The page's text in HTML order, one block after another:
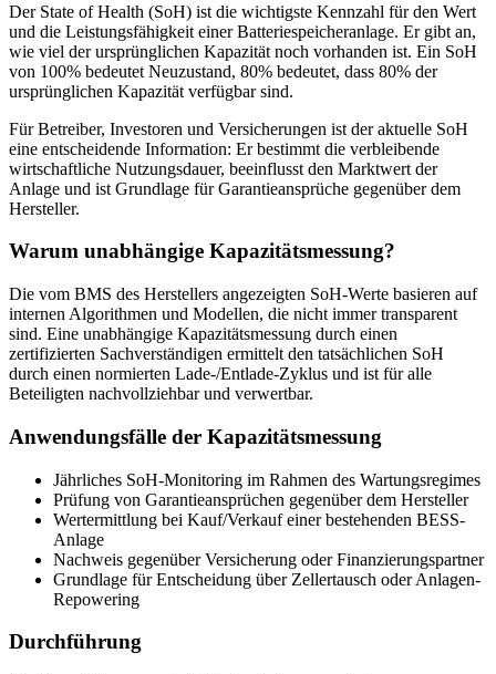
Der State of Health (SoH) ist die wichtigste Kennzahl für den Wert
und die Leistungsfähigkeit einer Batteriespeicheranlage. Er gibt an,
wie viel der ursprünglichen Kapazität noch vorhanden ist. Ein SoH
von 100% bedeutet Neuzustand, 80% bedeutet, dass 80% der
ursprünglichen Kapazität verfügbar sind.
Für Betreiber, Investoren und Versicherungen ist der aktuelle SoH
eine entscheidende Information: Er bestimmt die verbleibende
wirtschaftliche Nutzungsdauer, beeinflusst den Marktwert der
Anlage und ist Grundlage für Garantieansprüche gegenüber dem
Hersteller.
Warum unabhängige Kapazitätsmessung?
Die vom BMS des Herstellers angezeigten SoH-Werte basieren auf
internen Algorithmen und Modellen, die nicht immer transparent
sind. Eine unabhängige Kapazitätsmessung durch einen
zertifizierten Sachverständigen ermittelt den tatsächlichen SoH
durch einen normierten Lade-/Entlade-Zyklus und ist für alle
Beteiligten nachvollziehbar und verwertbar.
Anwendungsfälle der Kapazitätsmessung
Jährliches SoH-Monitoring im Rahmen des Wartungsregimes
Prüfung von Garantieansprüchen gegenüber dem Hersteller
Wertermittlung bei Kauf/Verkauf einer bestehenden BESS-
Anlage
Nachweis gegenüber Versicherung oder Finanzierungspartner
Grundlage für Entscheidung über Zellertausch oder Anlagen-
Repowering
Durchführung